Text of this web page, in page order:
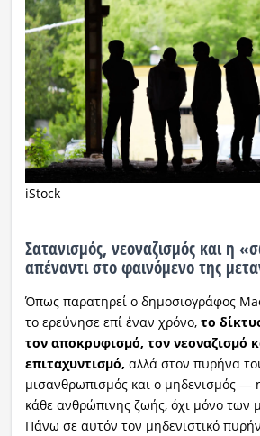
iStock
Σατανισμός, νεοναζισμός και η
απέναντι στο φαινόμενο της
Όπως παρατηρεί ο δημοσιογράφος
το ερεύνησε επί έναν χρόνο, το
τον αποκρυφισμό, τον νεοναζισμό
επιταχυντισμό, αλλά στον πυρήνα
μισανθρωπισμός και ο μηδενισμός —
κάθε ανθρώπινης ζωής, όχι μόνο των
Πάνω σε αυτόν τον μηδενιστικό